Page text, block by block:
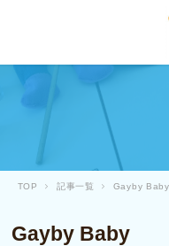
TOP 記事一覧 Gayby Baby
Gayby Baby